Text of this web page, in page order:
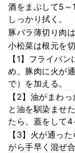
酒をまぶして5～
しっかり拭く。
豚バラ薄切り肉
小松菜は根元を
【1】フライパ
め、豚肉に火が
で）を加える。
【2】油がまわ
と油を馴染ませ
たら、蓋をして4
【3】火が通っ
がら手早く混ぜ